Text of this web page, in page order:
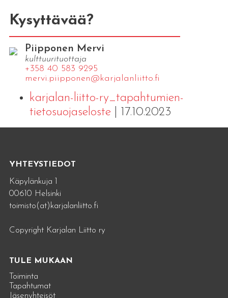
Kysyttävää?
Piipponen Mervi
kulttuurituottaja
+358 40 583 9295
mervi.​piipponen@​kar​jala​nlii​tto.​fi
karjalan-liitto-ry_tapahtumien-
tietosuojaseloste| 17.10.2023
YHTEYSTIEDOT
Käpylänkuja 1
00610 Helsinki
toimisto(at)karjalanliitto.fi
Copyright Karjalan Liitto ry
TULE MUKAAN
Toiminta
Tapahtumat
Jäsenyhteisöt